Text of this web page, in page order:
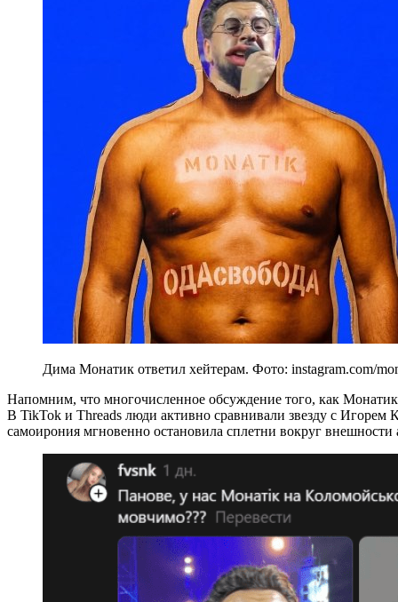
Дима Монатик ответил хейтерам. Фото: instagram.com/
Напомним, что многочисленное обсуждение того, как
В TikTok и Threads люди активно сравнивали звезду с
самоирония мгновенно остановила сплетни вокруг внешности